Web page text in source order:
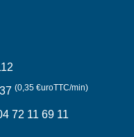
(0,35 €uroTTC/min)
72 11 69 11